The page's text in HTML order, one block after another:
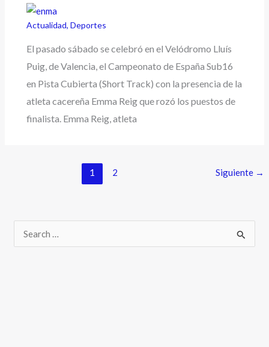
Actualidad,Deportes
El pasado sábado se celebró en el Velódromo Lluís
Puig, de Valencia, el Campeonato de España Sub16
en Pista Cubierta (Short Track) con la presencia de la
atleta cacereña Emma Reig que rozó los puestos de
finalista. Emma Reig, atleta
1 2 Siguiente →